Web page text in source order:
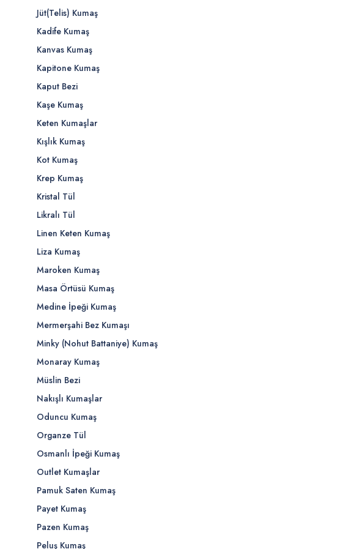
Jüt(Telis) Kumaş
Kadife Kumaş
Kanvas Kumaş
Kapitone Kumaş
Kaput Bezi
Kaşe Kumaş
Keten Kumaşlar
Kışlık Kumaş
Kot Kumaş
Krep Kumaş
Kristal Tül
Likralı Tül
Linen Keten Kumaş
Liza Kumaş
Maroken Kumaş
Masa Örtüsü Kumaş
Medine İpeği Kumaş
Mermerşahi Bez Kumaşı
Minky (Nohut Battaniye) Kumaş
Monaray Kumaş
Müslin Bezi
Nakışlı Kumaşlar
Oduncu Kumaş
Organze Tül
Osmanlı İpeği Kumaş
Outlet Kumaşlar
Pamuk Saten Kumaş
Payet Kumaş
Pazen Kumaş
Peluş Kumaş